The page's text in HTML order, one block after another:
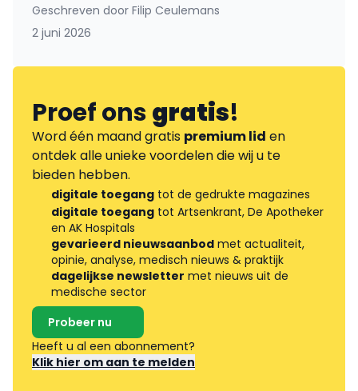
Geschreven door Filip Ceulemans
2 juni 2026
Proef onsgratis!
Word één maand gratis premium lid en
ontdek alle unieke voordelen die wij u te
bieden hebben.
digitale toegang tot de gedrukte magazines
digitale toegang tot Artsenkrant, De Apotheker
en AK Hospitals
gevarieerd nieuwsaanbod met actualiteit,
opinie, analyse, medisch nieuws & praktijk
dagelijkse newsletter met nieuws uit de
medische sector
Probeer nu
Heeft u al een abonnement?
Klik hier om aan te melden